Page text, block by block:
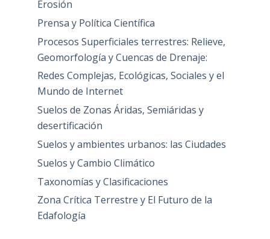
Erosión
Prensa y Política Científica
Procesos Superficiales terrestres: Relieve,
Geomorfología y Cuencas de Drenaje:
Redes Complejas, Ecológicas, Sociales y el
Mundo de Internet
Suelos de Zonas Áridas, Semiáridas y
desertificación
Suelos y ambientes urbanos: las Ciudades
Suelos y Cambio Climático
Taxonomías y Clasificaciones
Zona Crítica Terrestre y El Futuro de la
Edafología